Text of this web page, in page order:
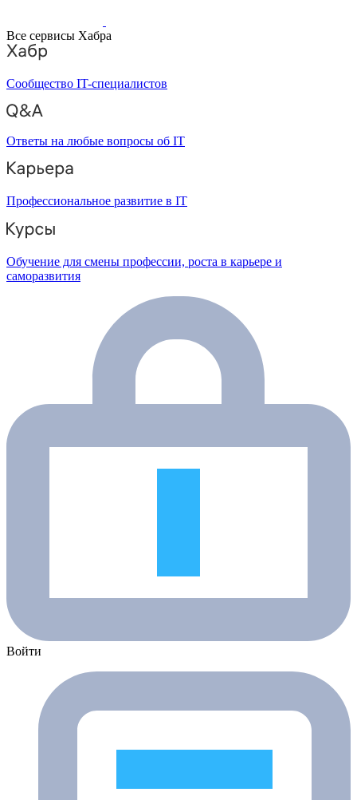
Все сервисы Хабра
Сообщество IT-специалистов
Ответы на любые вопросы об IT
Профессиональное развитие в IT
Обучение для смены профессии, роста в карьере и
саморазвития
Войти